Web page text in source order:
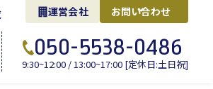
運営会社 お問い合わせ
050-5538-0486
9:30~12:00 / 13:00~17:00 [定休日:土日祝]